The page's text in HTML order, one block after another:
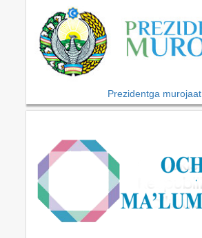
Prezidentga murojaat